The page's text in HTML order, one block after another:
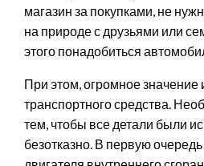
магазин за покупками, не
на природе с друзьями или
этого понадобиться
При этом, огромное значение
транспортного средства.
тем, чтобы все детали были
безотказно. В первую очередь